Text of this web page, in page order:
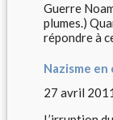
Guerre
plumes.)
répondre à
Nazisme en
27 avril